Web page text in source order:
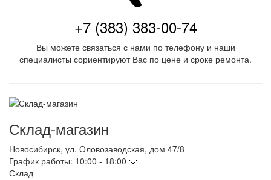
+7 (383) 383-00-74
Вы можете связаться с нами по телефону и наши
специалисты сориентируют Вас по цене и сроке ремонта.
Склад-магазин
Новосибирск, ул. Оловозаводская, дом 47/8
График работы: 10:00 - 18:00
Склад